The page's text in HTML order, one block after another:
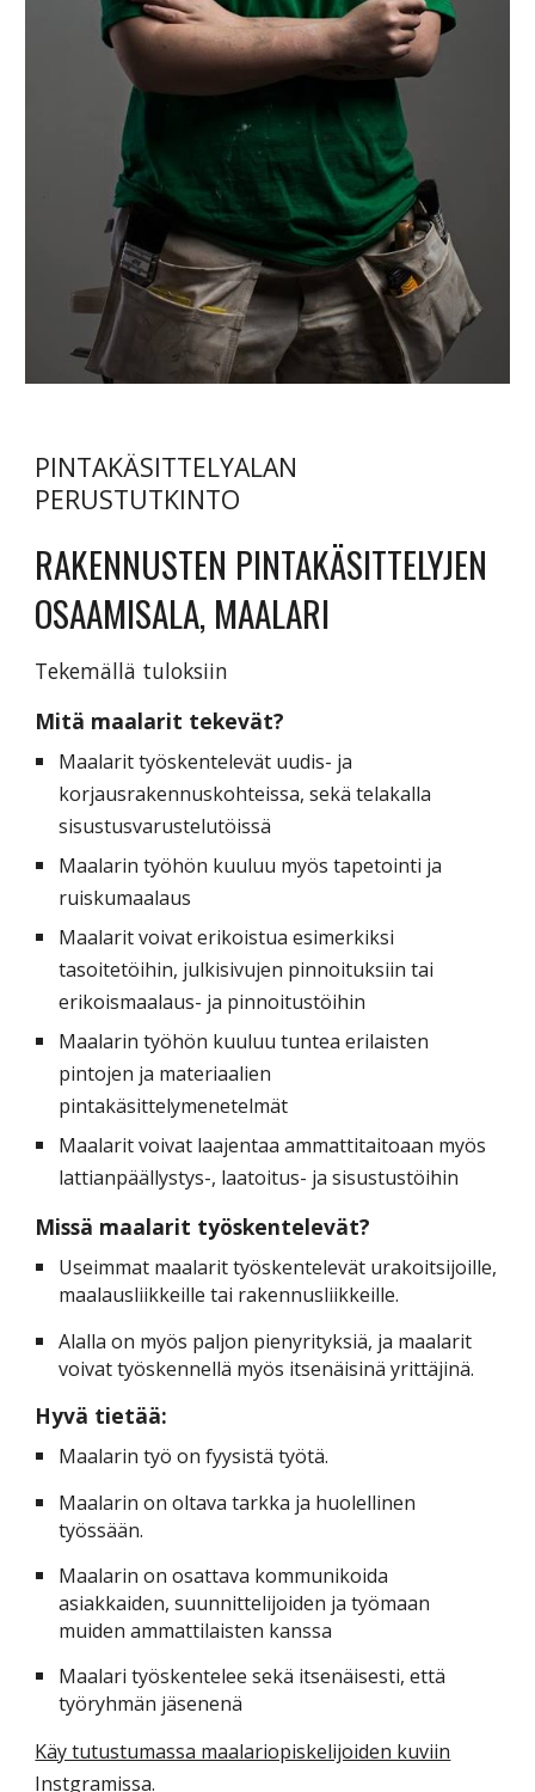
PINTAKÄSITTELYALAN
PERUSTUTKINTO
RAKENNUSTEN PINTAKÄSITTELYJEN
OSAAMISALA, MAALARI
Tekemällä tuloksiin
Mitä maalarit tekevät?
Maalarit työskentelevät uudis- ja
korjausrakennuskohteissa, sekä telakalla
sisustusvarustelutöissä
Maalarin työhön kuuluu myös tapetointi ja
ruiskumaalaus
Maalarit voivat erikoistua esimerkiksi
tasoitetöihin, julkisivujen pinnoituksiin tai
erikoismaalaus- ja pinnoitustöihin
Maalarin työhön kuuluu tuntea erilaisten
pintojen ja materiaalien
pintakäsittelymenetelmät
Maalarit voivat laajentaa ammattitaitoaan myös
lattianpäällystys-, laatoitus- ja sisustustöihin
Missä maalarit työskentelevät?
Useimmat maalarit työskentelevät urakoitsijoille,
maalausliikkeille tai rakennusliikkeille.
Alalla on myös paljon pienyrityksiä, ja maalarit
voivat työskennellä myös itsenäisinä yrittäjinä.
Hyvä tietää:
Maalarin työ on fyysistä työtä.
Maalarin on oltava tarkka ja huolellinen
työssään.
Maalarin on osattava kommunikoida
asiakkaiden, suunnittelijoiden ja työmaan
muiden ammattilaisten kanssa
Maalari työskentelee sekä itsenäisesti, että
työryhmän jäsenenä
Käy tutustumassa maalariopiskelijoiden kuviin
Instgramissa.